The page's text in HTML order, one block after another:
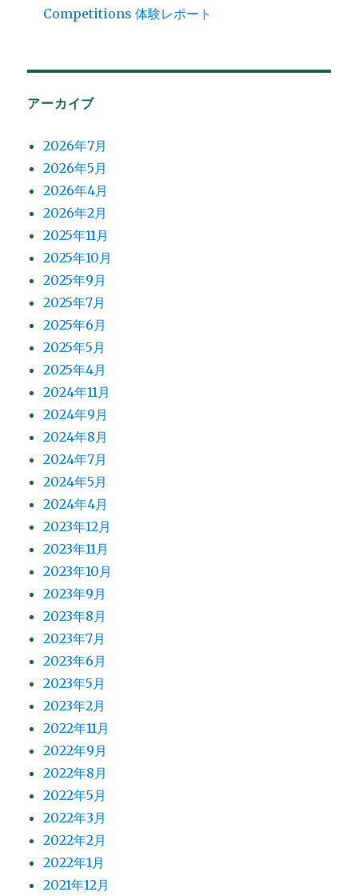
Competitions 体験レポート
アーカイブ
2026年7月
2026年5月
2026年4月
2026年2月
2025年11月
2025年10月
2025年9月
2025年7月
2025年6月
2025年5月
2025年4月
2024年11月
2024年9月
2024年8月
2024年7月
2024年5月
2024年4月
2023年12月
2023年11月
2023年10月
2023年9月
2023年8月
2023年7月
2023年6月
2023年5月
2023年2月
2022年11月
2022年9月
2022年8月
2022年5月
2022年3月
2022年2月
2022年1月
2021年12月